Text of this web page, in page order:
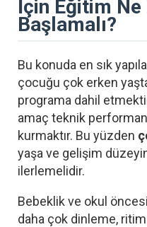
İçin Eğitim
Başlamalı?
Bu konuda en sık
çocuğu çok erken
programa dahil
amaç teknik
kurmaktır. Bu yüzden
yaşa ve gelişim
ilerlemelidir.
Bebeklik ve okul
daha çok dinleme,